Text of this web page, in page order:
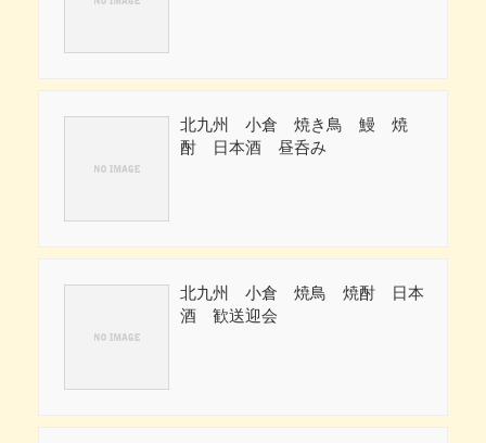
北九州 小倉 焼き鳥 鰻 焼
酎 日本酒 昼呑み
北九州 小倉 焼鳥 焼酎 日本
酒 歓送迎会